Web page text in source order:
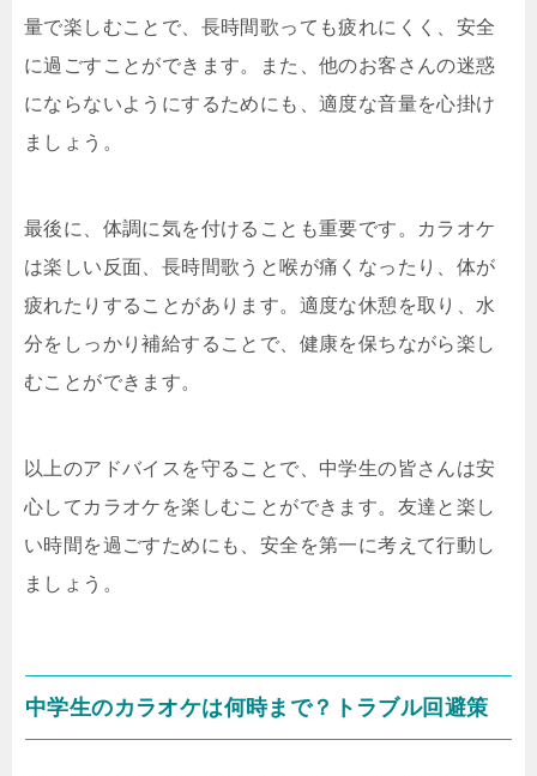
量で楽しむことで、長時間歌っても疲れにくく、安全
に過ごすことができます。また、他のお客さんの迷惑
にならないようにするためにも、適度な音量を心掛け
ましょう。
最後に、体調に気を付けることも重要です。カラオケ
は楽しい反面、長時間歌うと喉が痛くなったり、体が
疲れたりすることがあります。適度な休憩を取り、水
分をしっかり補給することで、健康を保ちながら楽し
むことができます。
以上のアドバイスを守ることで、中学生の皆さんは安
心してカラオケを楽しむことができます。友達と楽し
い時間を過ごすためにも、安全を第一に考えて行動し
ましょう。
中学生のカラオケは何時まで？トラブル回避策